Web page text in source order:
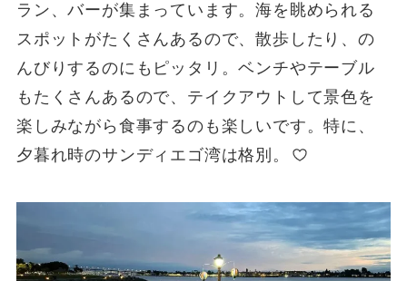
ラン、バーが集まっています。海を眺められる
スポットがたくさんあるので、散歩したり、の
んびりするのにもピッタリ。ベンチやテーブル
もたくさんあるので、テイクアウトして景色を
楽しみながら食事するのも楽しいです。特に、
夕暮れ時のサンディエゴ湾は格別。